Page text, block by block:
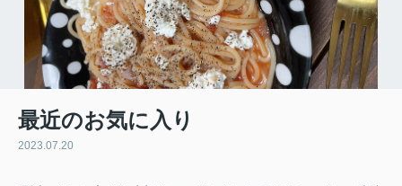
最近のお気に入り
2023.07.20